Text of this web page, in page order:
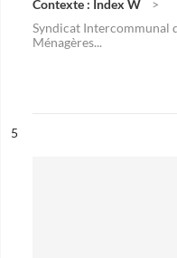
Contexte : Index W
Syndicat Intercommunal
Ménagères...
n°
5